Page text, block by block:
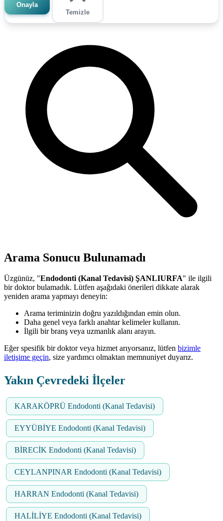
Onayla
Temizle
Arama Sonucu Bulunamadı
Üzgünüz, "Endodonti (Kanal Tedavisi) ŞANLIURFA" ile ilgili
bir doktor bulamadık. Lütfen aşağıdaki önerileri dikkate alarak
yeniden arama yapmayı deneyin:
Arama teriminizin doğru yazıldığından emin olun.
Daha genel veya farklı anahtar kelimeler kullanın.
İlgili bir branş veya uzmanlık alanı arayın.
Eğer spesifik bir doktor veya hizmet arıyorsanız, lütfen bizimle
iletişime geçin, size yardımcı olmaktan memnuniyet duyarız.
Yakın Çevredeki İlçeler
KARAKÖPRÜ Endodonti (Kanal Tedavisi)
EYYÜBİYE Endodonti (Kanal Tedavisi)
BİRECİK Endodonti (Kanal Tedavisi)
CEYLANPINAR Endodonti (Kanal Tedavisi)
HARRAN Endodonti (Kanal Tedavisi)
HALİLİYE Endodonti (Kanal Tedavisi)